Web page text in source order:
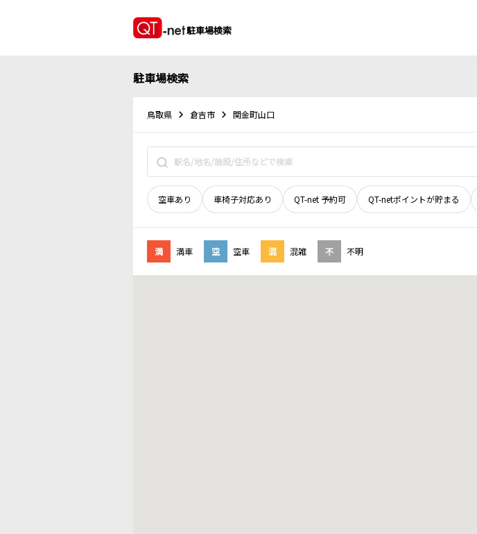
駐車場検索
駐車場検索
鳥取県 倉吉市 関金町山口
空車あり 車椅子対応あり QT-net 予約可 QT-netポイントが貯まる
満 満車 空 空車 混 混雑 不 不明